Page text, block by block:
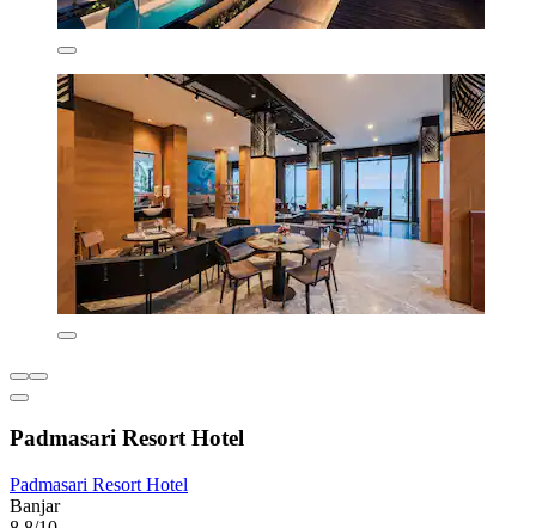
Padmasari Resort Hotel
Padmasari Resort Hotel
Banjar